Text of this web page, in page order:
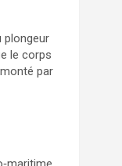
plongeur
le corps
par